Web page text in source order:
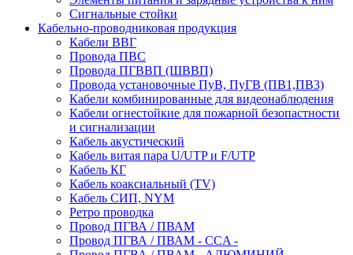
Сигнальные стойки
Кабельно-проводниковая продукция
Кабели ВВГ
Провода ПВС
Провода ПГВВП (ШВВП)
Провода установочные ПуВ, ПуГВ (ПВ1,ПВ3)
Кабели комбинированные для видеонаблюдения
Кабели огнестойкие для пожарной безопастности
и сигнализации
Кабель акустический
Кабель витая пара U/UTP и F/UTP
Кабель КГ
Кабель коаксиальный (TV)
Кабель СИП, NYM
Ретро проводка
Провод ПГВА / ПВАМ
Провод ПГВА / ПВАМ - CCA -